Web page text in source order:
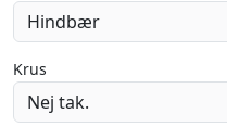
Krus